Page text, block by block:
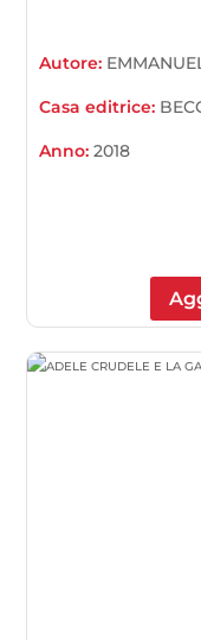
Autore:
Casa editrice:
Anno:2018